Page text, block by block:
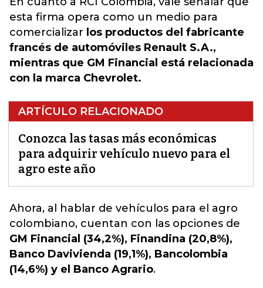
esta firma opera como un medio para
comercializar los productos del fabricante
francés de automóviles Renault S.A.,
mientras que GM Financial está relacionada
con la marca Chevrolet.
ARTÍCULO RELACIONADO
Conozca las tasas más económicas
para adquirir vehículo nuevo para el
agro este año
Ahora, al hablar de vehículos para el agro
colombiano, cuentan con las opciones de
GM Financial (34,2%), Finandina (20,8%),
Banco Davivienda (19,1%), Bancolombia
(14,6%) y el Banco Agrario.